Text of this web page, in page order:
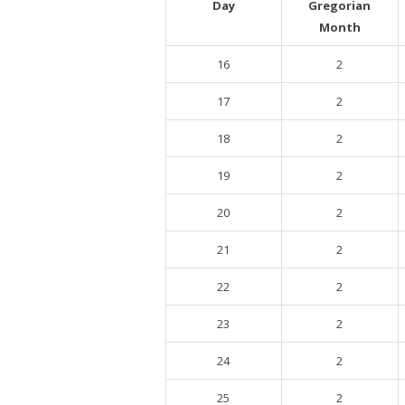
Day
Gregorian
Month
16 2
17 2
18 2
19 2
20 2
21 2
22 2
23 2
24 2
25 2